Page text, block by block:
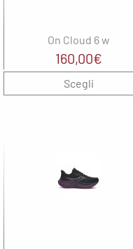
On Cloud 6 w
160,00€
Scegli